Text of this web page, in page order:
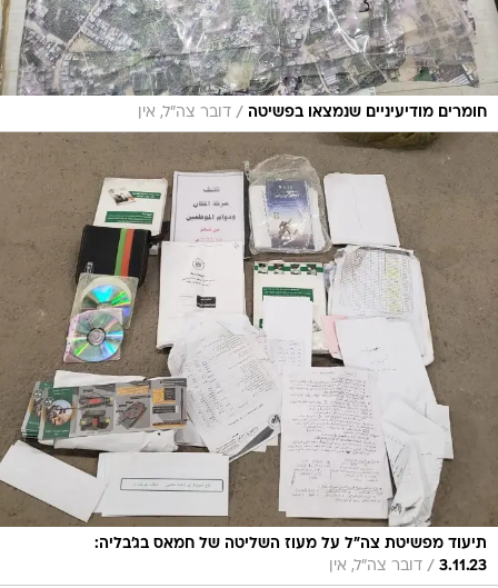
חומרים מודיעיניים שנמצאו בפשיטה / דובר צה"ל, אין
תיעוד מפשיטת צה"ל על מעוז השליטה של חמאס בג'בליה:
3.11.23
/ דובר צה"ל, אין